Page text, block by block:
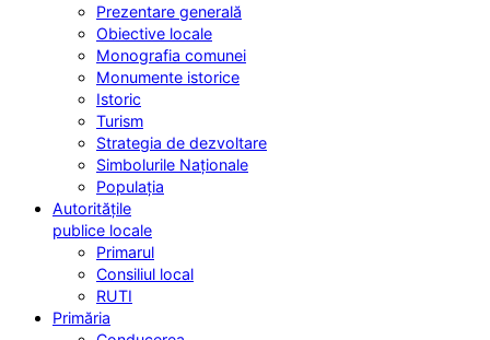
Prezentare generală
Obiective locale
Monografia comunei
Monumente istorice
Istoric
Turism
Strategia de dezvoltare
Simbolurile Naționale
Populația
Autoritățile
publice locale
Primarul
Consiliul local
RUTI
Primăria